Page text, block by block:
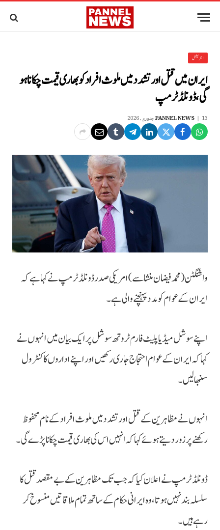
انٹرنیشنل
ایران میں قتل اور تشدد میں ملوث افراد کو بھاری قیمت چکانا ہو
گی، ڈونلڈ ٹرمپ
PANNEL NEWS 13 جنوری, 2026
واشنگٹن (محمد فیضان منشا سے) امریکی صدر ڈونلڈ ٹرمپ نے کہا ہے کہ
ایران کے عوام کو مدد پہنچنے والی ہے۔
اپنے سوشل میڈیا پلیٹ فارم ٹروتھ سوشل پر ایک بیان میں انہوں نے
کہاکہ ایران کے عوام احتجاج جاری رکھیں اور اپنے اداروں کا کنٹرول
سنبھالیں۔
انہوں نے مظاہرین کے قتل اور تشدد میں ملوث افراد کے نام محفوظ
رکھنے پر زور دیتے ہوئے کہاکہ انہیں اس کی بھاری قیمت چکانا پڑے گی۔
ڈونلڈ ٹرمپ نے اعلان کیاکہ جب تک مظاہرین کے بے مقصد قتل کا
سلسلہ بند نہیں ہوتا، وہ ایرانی حکام کے ساتھ تمام ملاقاتیں منسوخ کر
رہے ہیں۔